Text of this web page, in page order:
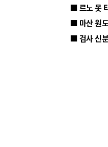
■ 르노 못
■ 마산 원